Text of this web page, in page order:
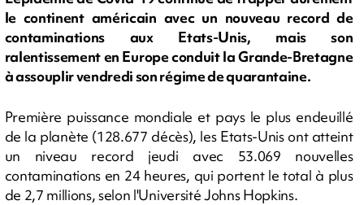
le continent américain avec un nouveau record de
contaminations aux Etats-Unis, mais son
ralentissement en Europe conduit la Grande-Bretagne
à assouplir vendredi son régime de quarantaine.
Première puissance mondiale et pays le plus endeuillé
de la planète (128.677 décès), les Etats-Unis ont atteint
un niveau record jeudi avec 53.069 nouvelles
contaminations en 24 heures, qui portent le total à plus
de 2,7 millions, selon l'Université Johns Hopkins.